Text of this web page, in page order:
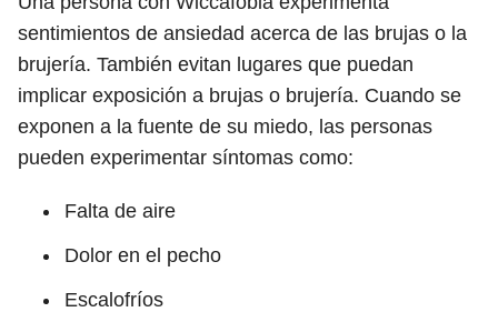
sentimientos de ansiedad acerca de las brujas o la
brujería. También evitan lugares que puedan
implicar exposición a brujas o brujería. Cuando se
exponen a la fuente de su miedo, las personas
pueden experimentar síntomas como:
Falta de aire
Dolor en el pecho
Escalofríos